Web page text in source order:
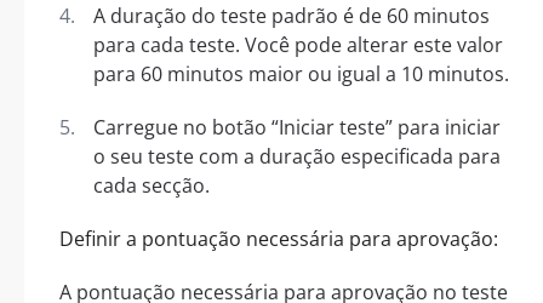
A duração do teste padrão é de 60 minutos
para cada teste. Você pode alterar este valor
para 60 minutos maior ou igual a 10 minutos.
Carregue no botão “Iniciar teste” para iniciar
o seu teste com a duração especificada para
cada secção.
Definir a pontuação necessária para aprovação:
A pontuação necessária para aprovação no teste